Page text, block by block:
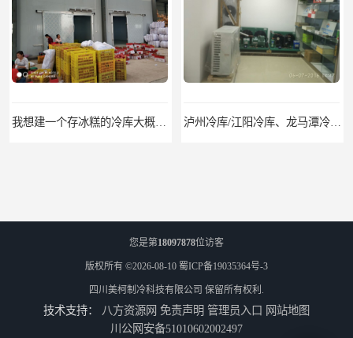
遂宁冻库/遂宁冻库价格/遂宁冻库安装
您是第18097878位访客
版权所有 ©2026-08-10 蜀ICP备19035364号-3
四川美柯制冷科技有限公司 保留所有权利.
技术支持： 八方资源网 免责声明 管理员入口 网站地图
川公网安备51010602002497